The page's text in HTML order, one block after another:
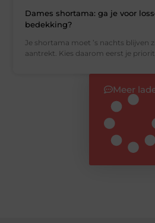
Dames shortama: ga je voor
bedekking?
Je shortama moet ’s nachts blijven
aantrekt. Kies daarom eerst je
Meer